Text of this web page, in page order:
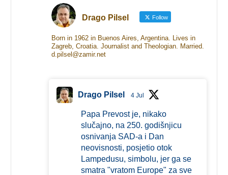
Drago Pilsel Follow
Born in 1962 in Buenos Aires, Argentina. Lives in
Zagreb, Croatia. Journalist and Theologian. Married.
d.pilsel@zamir.net
Drago Pilsel 4 Jul
Papa Prevost je, nikako
slučajno, na 250. godišnjicu
osnivanja SAD-a i Dan
neovisnosti, posjetio otok
Lampedusu, simbolu, jer ga se
smatra "vratom Europe" za sve